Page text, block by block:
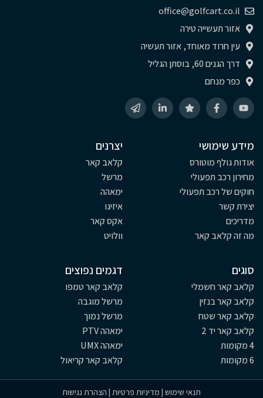
office@golfcart.co.il
אזור תעשייה טירה
עין חרוד מאוחד, אזור תעשיה
דרך הגנים 60, בוסתן הגליל
כפר מנחם
מידע שימושי
אודות גולף מוטורס
מחירון רכב תפעולי
חוקים של רכב תפעולי
יצירת קשר
מדריכים
מה זה קלאב קאר
יצרנים
קלאב קאר
מרשל
ימאהה
איזיגו
אקס קאר
וולויט
סוגים
קלאב קאר חשמלי
קלאב קאר בנזין
קלאב קאר שטח
קלאב קאר יד 2
4 מקומות
6 מקומות
דגמים נפוצים
קלאב קאר טמפו
מרשל מוגבה
מרשל נמוך
ימאהה PTV
ימאהה UMX
קלאב קאר קריאול
תנאי שימוש | מדיניות פרטיות | הצהרת נגישות